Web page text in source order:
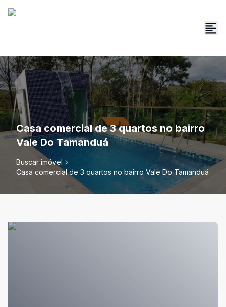
Casa comercial de 3 quartos no bairro
Vale Do Tamanduá
Buscar imóvel
Casa comercial de 3 quartos no bairro Vale Do Tamanduá